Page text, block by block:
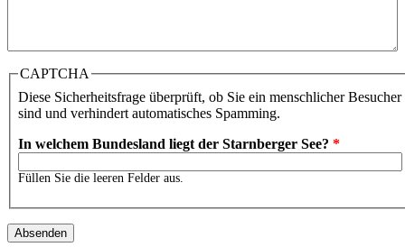
CAPTCHA
Diese Sicherheitsfrage überprüft, ob Sie ein menschlicher Besucher
sind und verhindert automatisches Spamming.
In welchem Bundesland liegt der Starnberger See? *
Füllen Sie die leeren Felder aus.